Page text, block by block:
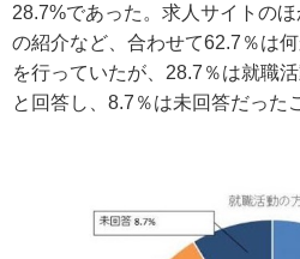
28.7%であった。求人サイトの
の紹介など、合わせて62.7％は
を行っていたが、28.7％は就職
と回答し、8.7％は未回答だった